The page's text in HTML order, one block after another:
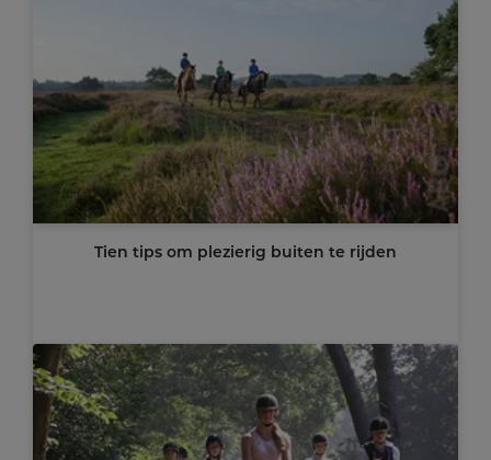
Tien tips om plezierig buiten te rijden